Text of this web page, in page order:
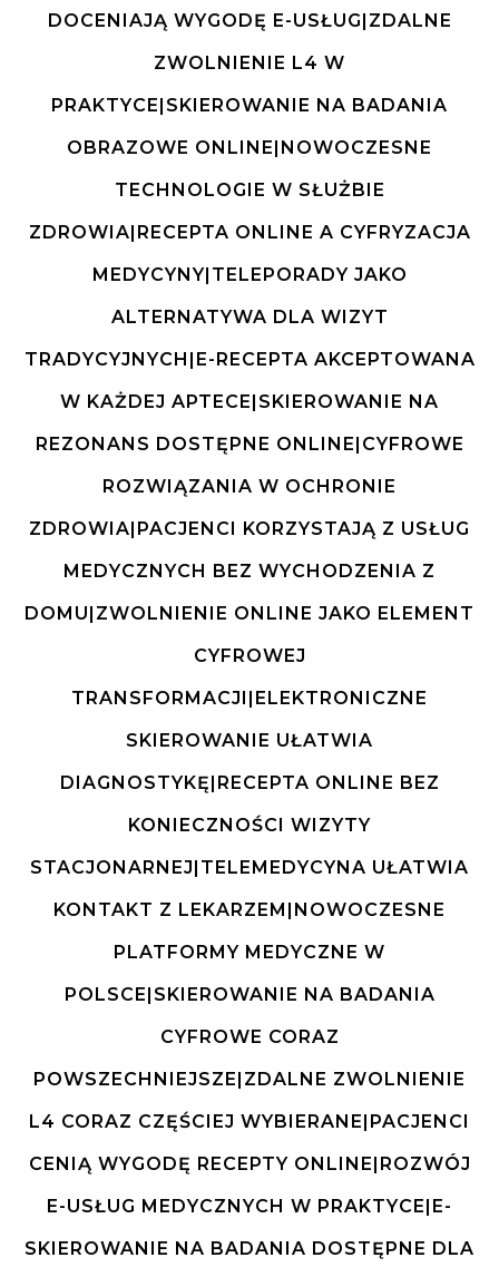
DOCENIAJĄ WYGODĘ E-USŁUG|ZDALNE
ZWOLNIENIE L4 W
PRAKTYCE|SKIEROWANIE NA BADANIA
OBRAZOWE ONLINE|NOWOCZESNE
TECHNOLOGIE W SŁUŻBIE
ZDROWIA|RECEPTA ONLINE A CYFRYZACJA
MEDYCYNY|TELEPORADY JAKO
ALTERNATYWA DLA WIZYT
TRADYCYJNYCH|E-RECEPTA AKCEPTOWANA
W KAŻDEJ APTECE|SKIEROWANIE NA
REZONANS DOSTĘPNE ONLINE|CYFROWE
ROZWIĄZANIA W OCHRONIE
ZDROWIA|PACJENCI KORZYSTAJĄ Z USŁUG
MEDYCZNYCH BEZ WYCHODZENIA Z
DOMU|ZWOLNIENIE ONLINE JAKO ELEMENT
CYFROWEJ
TRANSFORMACJI|ELEKTRONICZNE
SKIEROWANIE UŁATWIA
DIAGNOSTYKĘ|RECEPTA ONLINE BEZ
KONIECZNOŚCI WIZYTY
STACJONARNEJ|TELEMEDYCYNA UŁATWIA
KONTAKT Z LEKARZEM|NOWOCZESNE
PLATFORMY MEDYCZNE W
POLSCE|SKIEROWANIE NA BADANIA
CYFROWE CORAZ
POWSZECHNIEJSZE|ZDALNE ZWOLNIENIE
L4 CORAZ CZĘŚCIEJ WYBIERANE|PACJENCI
CENIĄ WYGODĘ RECEPTY ONLINE|ROZWÓJ
E-USŁUG MEDYCZNYCH W PRAKTYCE|E-
SKIEROWANIE NA BADANIA DOSTĘPNE DLA